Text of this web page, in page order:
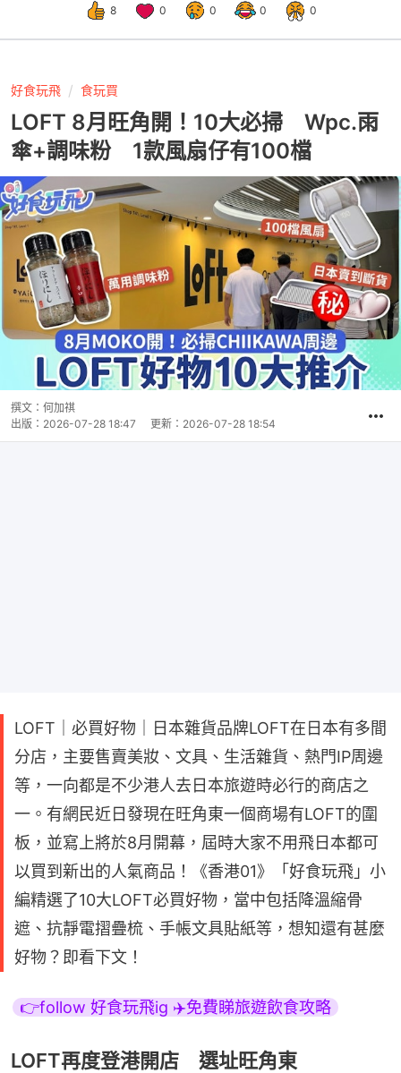
8 0 0 0 0
好食玩飛 食玩買
LOFT 8月旺角開！10大必掃 Wpc.雨
傘+調味粉 1款風扇仔有100檔
撰文： 何加祺
出版： 2026-07-28 18:47 更新： 2026-07-28 18:54
LOFT｜必買好物｜日本雜貨品牌LOFT在日本有多間
分店，主要售賣美妝、文具、生活雜貨、熱門IP周邊
等，一向都是不少港人去日本旅遊時必行的商店之
一。有網民近日發現在旺角東一個商場有LOFT的圍
板，並寫上將於8月開幕，屆時大家不用飛日本都可
以買到新出的人氣商品！《香港01》「好食玩飛」小
編精選了10大LOFT必買好物，當中包括降溫縮骨
遮、抗靜電摺疊梳、手帳文具貼紙等，想知還有甚麼
好物？即看下文！
👉follow 好食玩飛ig ✈️免費睇旅遊飲食攻略
LOFT再度登港開店 選址旺角東